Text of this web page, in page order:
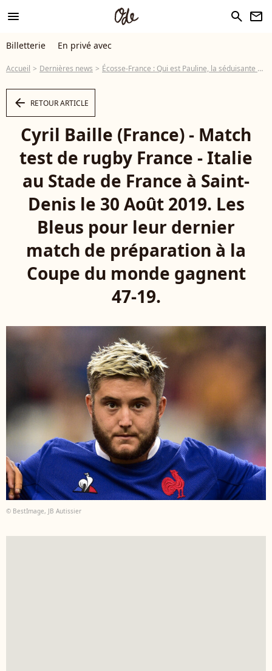
menu search newsletter
Billetterie En privé avec
Accueil Dernières news Écosse-France : Qui est Pauline, la séduisante compagne de Cyril Baille, la star des Bleus ?
arrow_left RETOUR ARTICLE
Cyril Baille (France) - Match
test de rugby France - Italie
au Stade de France à Saint-
Denis le 30 Août 2019. Les
Bleus pour leur dernier
match de préparation à la
Coupe du monde gagnent
47-19.
© BestImage, JB Autissier